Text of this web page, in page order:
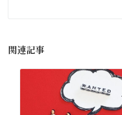
シ
ン
関連記事